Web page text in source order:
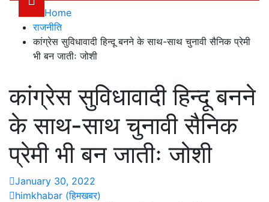
Home
राजनीति
कांग्रेस सुविधावादी हिन्दू बनने के साथ-साथ चुनावी सैनिक प्रेमी
भी बन जातीः जोशी
कांग्रेस सुविधावादी हिन्दू बनने
के साथ-साथ चुनावी सैनिक
प्रेमी भी बन जातीः जोशी
January 30, 2022
himkhabar (हिमखबर)